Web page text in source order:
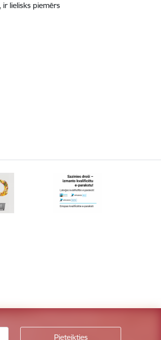
lielisks piemērs